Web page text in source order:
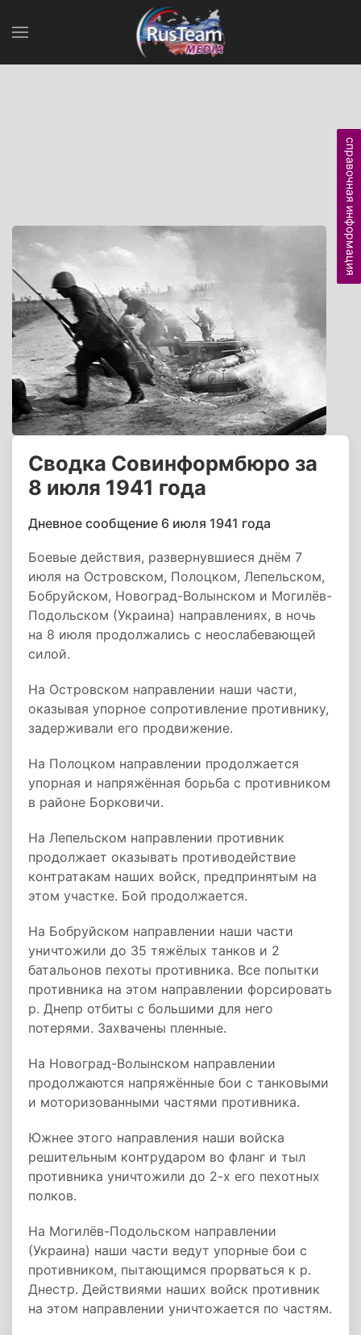
Сводка Совинформбюро за
8 июля 1941 года
Дневное сообщение 6 июля 1941 года
Боевые действия, развернувшиеся днём 7
июля на Островском, Полоцком, Лепельском,
Бобруйском, Новоград-Волынском и Могилёв-
Подольском (Украина) направлениях, в ночь
на 8 июля продолжались с неослабевающей
силой.
На Островском направлении наши части,
оказывая упорное сопротивление противнику,
задерживали его продвижение.
На Полоцком направлении продолжается
упорная и напряжённая борьба с противником
в районе Борковичи.
На Лепельском направлении противник
продолжает оказывать противодействие
контратакам наших войск, предпринятым на
этом участке. Бой продолжается.
На Бобруйском направлении наши части
уничтожили до 35 тяжёлых танков и 2
батальонов пехоты противника. Все попытки
противника на этом направлении форсировать
р. Днепр отбиты с большими для него
потерями. Захвачены пленные.
На Новоград-Волынском направлении
продолжаются напряжённые бои с танковыми
и моторизованными частями противника.
Южнее этого направления наши войска
решительным контрударом во фланг и тыл
противника уничтожили до 2-х его пехотных
полков.
На Могилёв-Подольском направлении
(Украина) наши части ведут упорные бои с
противником, пытающимся прорваться к р.
Днестр. Действиями наших войск противник
на этом направлении уничтожается по частям.
справочная информация